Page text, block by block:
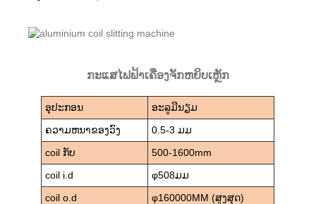
ກະແສໄຟຟ້າເຄື່ອງຈັກຫຍິບເຫຼັກ
ອຸປະກອນ
ອະລູມີນຽມ
ຄວາມຫນາຂອງວົງ
0.5-3 ມມ
coil ກັບ
500-1600mm
coil i.d
φ508ມມ
coil o.d
φ160000MM (ສູງສຸດ)